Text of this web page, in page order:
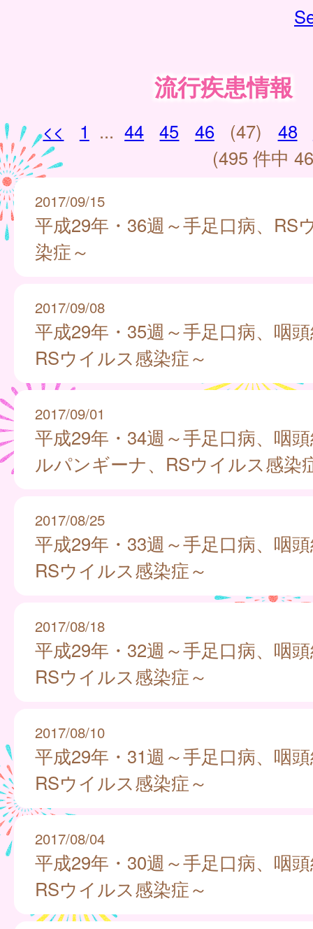
流行疾患情報
<< 1 ... 44 45 46 (47) 48
(495 件中
2017/09/15
平成29年・36週～手足口病、RS
染症～
2017/09/08
平成29年・35週～手足口病、咽
RSウイルス感染症～
2017/09/01
平成29年・34週～手足口病、咽
ルパンギーナ、RSウイルス感染
2017/08/25
平成29年・33週～手足口病、咽
RSウイルス感染症～
2017/08/18
平成29年・32週～手足口病、咽
RSウイルス感染症～
2017/08/10
平成29年・31週～手足口病、咽
RSウイルス感染症～
2017/08/04
平成29年・30週～手足口病、咽
RSウイルス感染症～